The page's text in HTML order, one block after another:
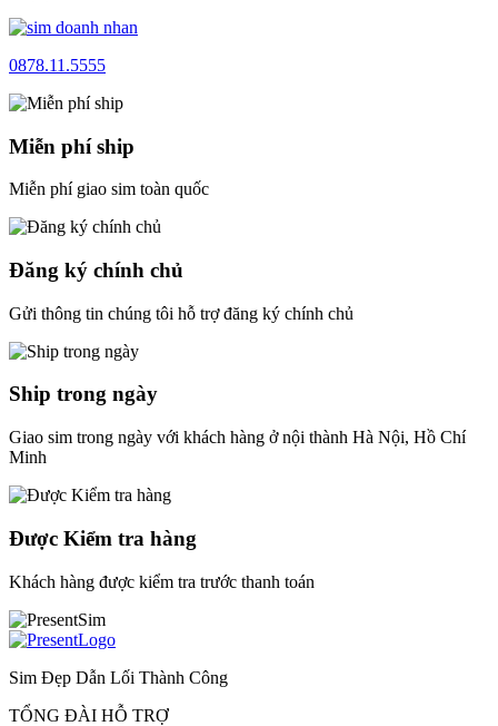
0878.11.5555
Miễn phí ship
Miễn phí giao sim toàn quốc
Đăng ký chính chủ
Gửi thông tin chúng tôi hỗ trợ đăng ký chính chủ
Ship trong ngày
Giao sim trong ngày với khách hàng ở nội thành Hà Nội, Hồ Chí
Minh
Được Kiểm tra hàng
Khách hàng được kiểm tra trước thanh toán
Sim Đẹp Dẫn Lối Thành Công
TỔNG ĐÀI HỖ TRỢ